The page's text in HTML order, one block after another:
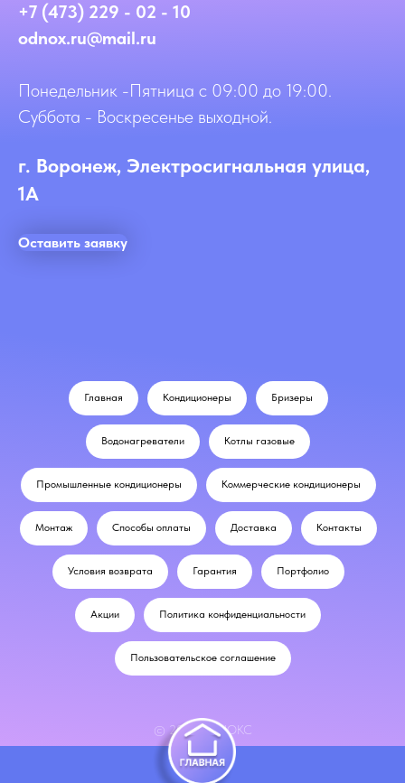
+7 (473) 229 - 02 - 10
odnox.ru@mail.ru
Понедельник -Пятница с 09:00 до 19:00.
Суббота - Воскресенье выходной.
г. Воронеж, Электросигнальная улица,
1А
Оставить заявку
Главная Кондиционеры Бризеры
Водонагреватели Котлы газовые
Промышленные кондиционеры Коммерческие кондиционеры
Монтаж Способы оплаты Доставка Контакты
Условия возврата Гарантия Портфолио
Акции Политика конфиденциальности
Пользовательское соглашение
© 2024 ОДНОКС
odnox.ru@mail.ru